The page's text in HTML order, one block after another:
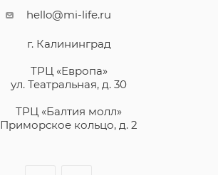
hello@mi-life.ru
г. Калининград
ТРЦ «Европа»
ул. Театральная, д. 30
ТРЦ «Балтия молл»
Приморское кольцо, д. 2